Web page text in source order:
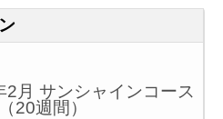
2月 サンシャインコース
（20週間）